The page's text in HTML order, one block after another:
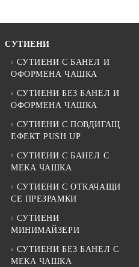
СУТИЕНИ
СУТИЕНИ С БАНЕЛ И
ОФОРМЕНА ЧАШКА
СУТИЕНИ БЕЗ БАНЕЛ И
ОФОРМЕНА ЧАШКА
СУТИЕНИ С ПОВДИГАЩ
ЕФЕКТ PUSH UP
СУТИЕНИ С БАНЕЛ С
МЕКА ЧАШКА
СУТИЕНИ С ОТКАЧАЩИ
СЕ ПРЕЗРАМКИ
СУТИЕНИ
МИНИМАЙЗЕРИ
СУТИЕНИ БЕЗ БАНЕЛ С
МЕКА ЧАШКА